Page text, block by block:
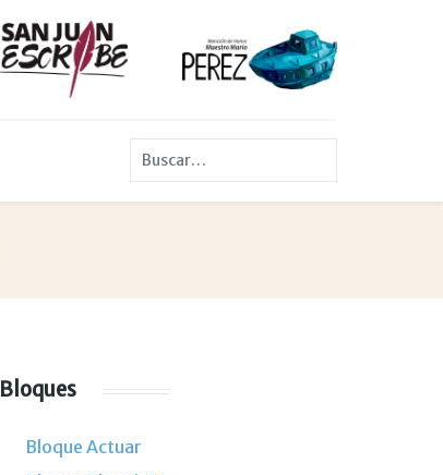
Buscar
Bloques
Bloque Actuar